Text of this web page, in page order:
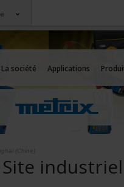
offre à votre service
Nos
La société Applications
(Chine)
Site